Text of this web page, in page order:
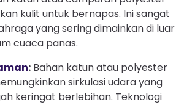
kulit untuk bernapas. Ini sangat
yang sering dimainkan di luar
cuaca panas.
: Bahan katun atau polyester
sirkulasi udara yang
keringat berlebihan. Teknologi